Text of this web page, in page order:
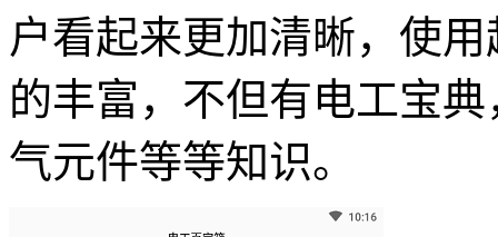
户看起来更加清晰，使
的丰富，不但有电工宝
气元件等等知识。